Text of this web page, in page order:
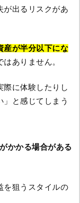
が出るリスクがあ
産が半分以下にな
ありません。
際に体験したりし
」と感じてしまう
かかる場合がある
を狙うスタイルの